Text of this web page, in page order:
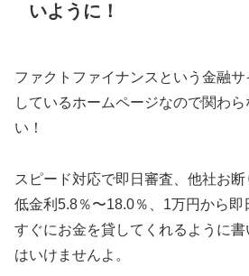
いように！
ファクトファイナンスという金融
しているホームページなので関わ
い！
スピード対応で即日審査、他社お
低金利5.8％〜18.0％、1万円から即
すぐにお金を貸してくれるように
はいけませんよ。